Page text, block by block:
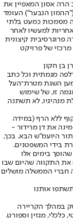
הרה אסון המאפיין את
הנבער") העומד
מסמכות כמעט בלתי
למעשיו לאחר
פרוגרסיבית קיצונית
של פרויקט
בן חקון
מגמתית וכל כתב
השגת מטרת־העל
זו, של שימוש
מנהיגיו, לא תשתנה
ללא הרף (במידה
את דן מרידור -
היועמ"ש הבא. בכך,
בידי המשפטנים.
בימים אלו
את התקווה שהיום שבו
חברי הממשלה מושלים
אותנו
היום". עיתונאי מאז 2008. עסק במהלך הקריירה
מגזין וספורט.